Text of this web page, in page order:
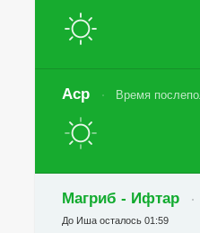
Аср Время
Магриб - Ифтар
До Иша осталось 01:59